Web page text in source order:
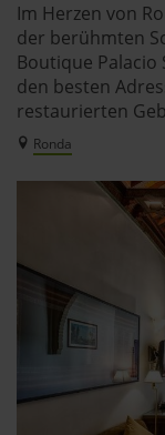
Im Herzen von
der berühmten
Boutique Palacio
den besten
restaurierten
Ronda